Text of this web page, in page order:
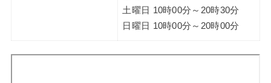
土曜日 10時00分～20時30分
日曜日 10時00分～20時00分